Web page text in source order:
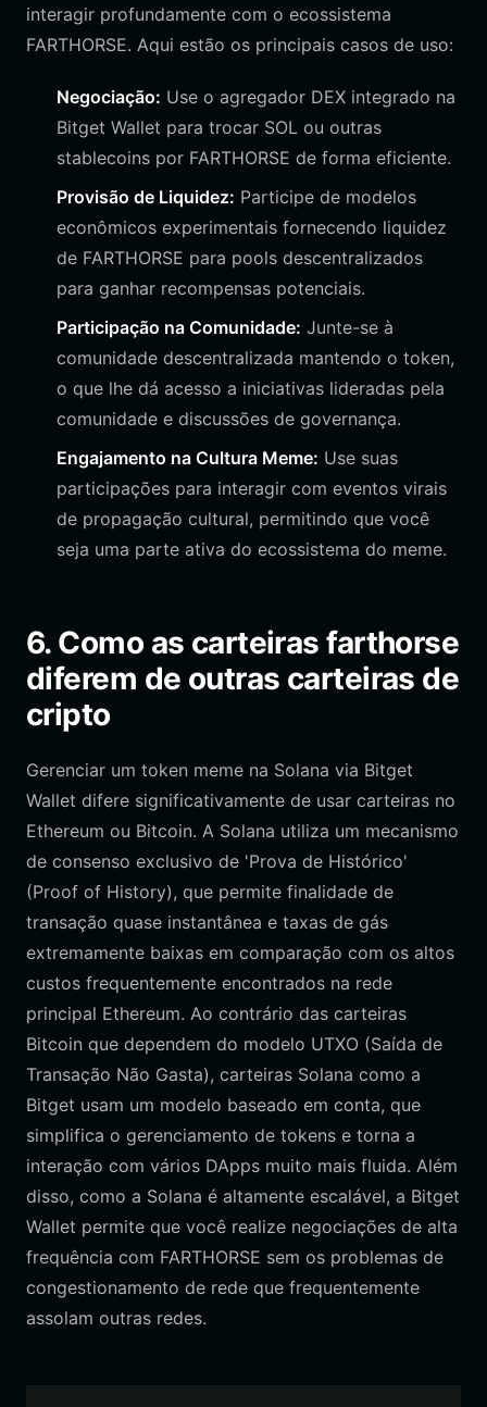
interagir profundamente com o ecossistema
FARTHORSE. Aqui estão os principais casos de uso:
Negociação: Use o agregador DEX integrado na
Bitget Wallet para trocar SOL ou outras
stablecoins por FARTHORSE de forma eficiente.
Provisão de Liquidez: Participe de modelos
econômicos experimentais fornecendo liquidez
de FARTHORSE para pools descentralizados
para ganhar recompensas potenciais.
Participação na Comunidade: Junte-se à
comunidade descentralizada mantendo o token,
o que lhe dá acesso a iniciativas lideradas pela
comunidade e discussões de governança.
Engajamento na Cultura Meme: Use suas
participações para interagir com eventos virais
de propagação cultural, permitindo que você
seja uma parte ativa do ecossistema do meme.
6. Como as carteiras farthorse
diferem de outras carteiras de
cripto
Gerenciar um token meme na Solana via Bitget
Wallet difere significativamente de usar carteiras no
Ethereum ou Bitcoin. A Solana utiliza um mecanismo
de consenso exclusivo de 'Prova de Histórico'
(Proof of History), que permite finalidade de
transação quase instantânea e taxas de gás
extremamente baixas em comparação com os altos
custos frequentemente encontrados na rede
principal Ethereum. Ao contrário das carteiras
Bitcoin que dependem do modelo UTXO (Saída de
Transação Não Gasta), carteiras Solana como a
Bitget usam um modelo baseado em conta, que
simplifica o gerenciamento de tokens e torna a
interação com vários DApps muito mais fluida. Além
disso, como a Solana é altamente escalável, a Bitget
Wallet permite que você realize negociações de alta
frequência com FARTHORSE sem os problemas de
congestionamento de rede que frequentemente
assolam outras redes.